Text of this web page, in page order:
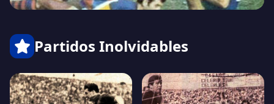
Partidos Inolvidables